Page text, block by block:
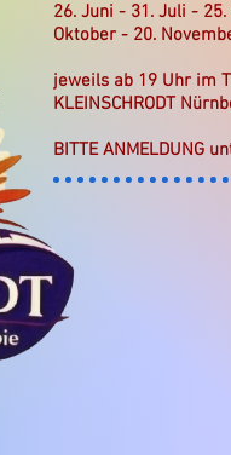
26. Juni - 31. Juli -
Oktober - 20.
jeweils ab 19 Uhr im
KLEINSCHRODT
BITTE ANMELDUNG